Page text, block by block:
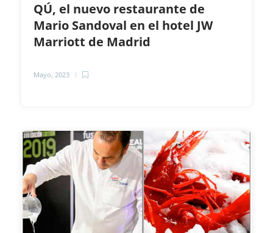
QÚ, el nuevo restaurante de
Mario Sandoval en el hotel JW
Marriott de Madrid
Mayo, 2023